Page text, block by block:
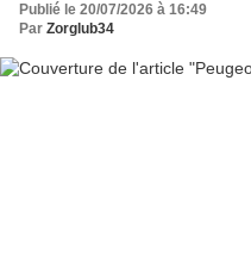
Publié le 20/07/2026 à 16:49
Par Zorglub34